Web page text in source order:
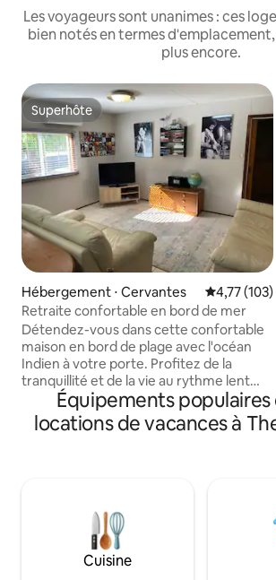
Les voyageurs sont unanimes : ces
bien notés en termes
plus encore.
Superhôte
Superhôte
Hébergement ⋅ Cervantes Évaluation
4,77 (103)
Retraite confortable en bord de mer
Détendez-vous dans cette confortable
maison en bord de plage avec l'océan
Indien à votre porte. Profitez de la
tranquillité et de la vie au rythme lent
tout en vous asseyant sous les arbres
ombragés à la menthe ou jouez avec les
enfants sur la pelouse arrière. Cette
qu'à quelques pas des commerces et de
Tavern et de la communauté Club. Pas
de wifi. Animaux acceptés (strictement
pas d'animaux à l'intérieur). Le linge de
Équipements populaires
locations de vacances à
Cuisine